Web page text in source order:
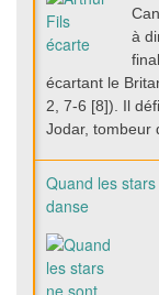
à
écartant le
2, 7-6 [8]). Il
Jodar, tombeur
Quand les
danse